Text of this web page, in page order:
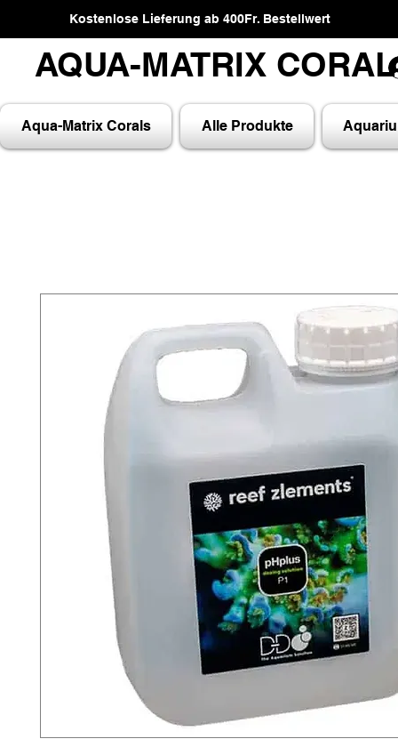
Kostenlose Lieferung ab 400Fr. Bestellwert
AQUA-MATRIX
AQUA-MATRIX
Aqua-Matrix Corals Alle Produkte